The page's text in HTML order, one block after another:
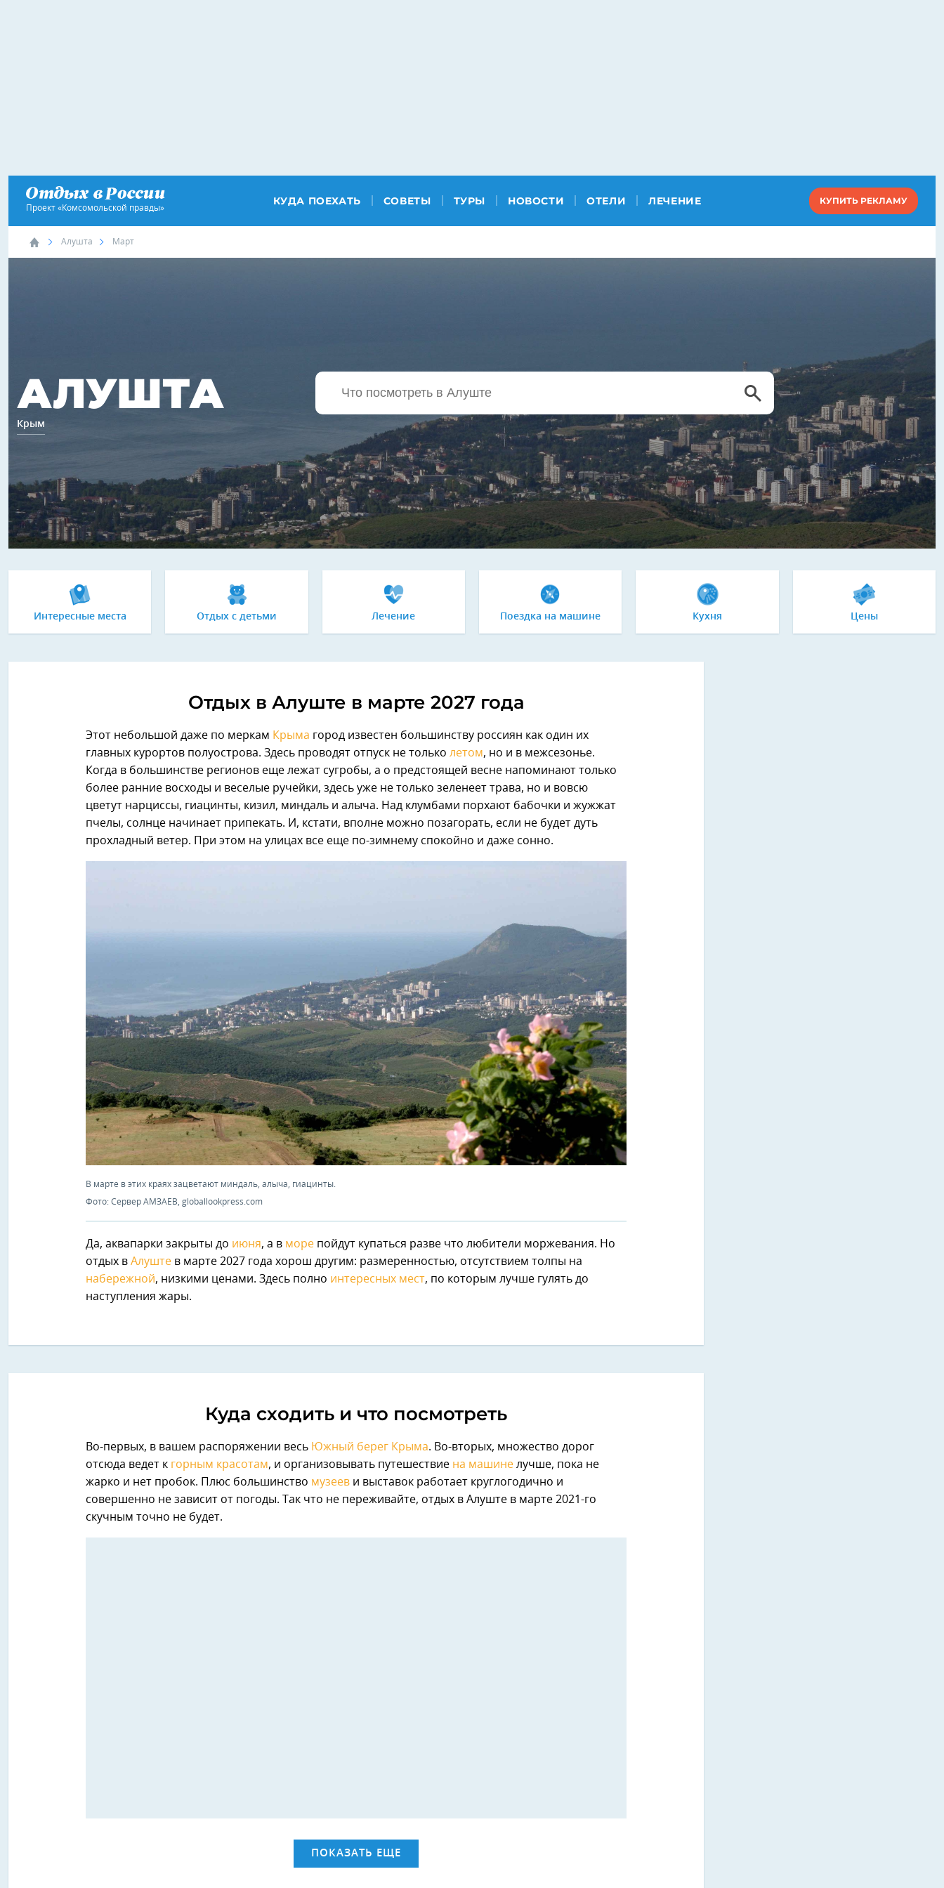
Проект «Комсомольской правды»
КУДА ПОЕХАТЬ СОВЕТЫ ТУРЫ НОВОСТИ ОТЕЛИ ЛЕЧЕНИЕ КУПИТЬ РЕКЛАМУ
Алушта Март
АЛУШТА
Крым
Интересные места Отдых с детьми Лечение Поездка на машине Кухня Цены
Отдых в Алуште в марте 2027 года
Этот небольшой даже по меркам Крыма город известен большинству россиян как один их
главных курортов полуострова. Здесь проводят отпуск не только летом, но и в межсезонье.
Когда в большинстве регионов еще лежат сугробы, а о предстоящей весне напоминают только
более ранние восходы и веселые ручейки, здесь уже не только зеленеет трава, но и вовсю
цветут нарциссы, гиацинты, кизил, миндаль и алыча. Над клумбами порхают бабочки и жужжат
пчелы, солнце начинает припекать. И, кстати, вполне можно позагорать, если не будет дуть
прохладный ветер. При этом на улицах все еще по-зимнему спокойно и даже сонно.
В марте в этих краях зацветают миндаль, алыча, гиацинты.
Фото: Сервер АМЗАЕВ, globallookpress.com
Да, аквапарки закрыты до июня, а в море пойдут купаться разве что любители моржевания. Но
отдых в Алуште в марте 2027 года хорош другим: размеренностью, отсутствием толпы на
набережной, низкими ценами. Здесь полно интересных мест, по которым лучше гулять до
наступления жары.
Куда сходить и что посмотреть
Во-первых, в вашем распоряжении весь Южный берег Крыма. Во-вторых, множество дорог
отсюда ведет к горным красотам, и организовывать путешествие на машине лучше, пока не
жарко и нет пробок. Плюс большинство музеев и выставок работает круглогодично и
совершенно не зависит от погоды. Так что не переживайте, отдых в Алуште в марте 2021-го
скучным точно не будет.
ПОКАЗАТЬ ЕЩЕ